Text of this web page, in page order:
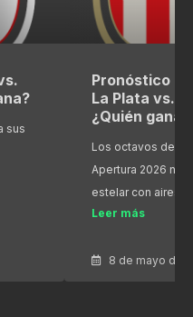
sus
Pronóstico
La Plata vs.
¿Quién gana?
Los octavos de
Apertura 2026
estelar con aires
Leer más
8 de mayo de